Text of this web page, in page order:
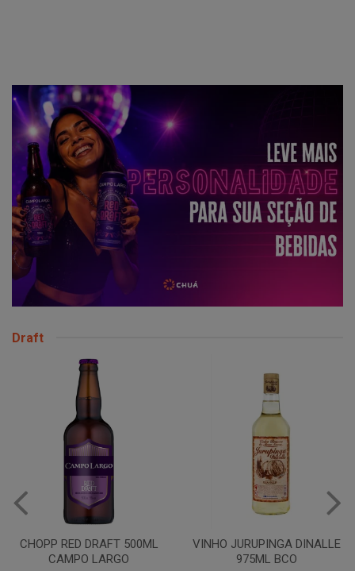
Draft
CHOPP RED DRAFT 500ML
CAMPO LARGO
VINHO JURUPINGA DINALLE
975ML BCO